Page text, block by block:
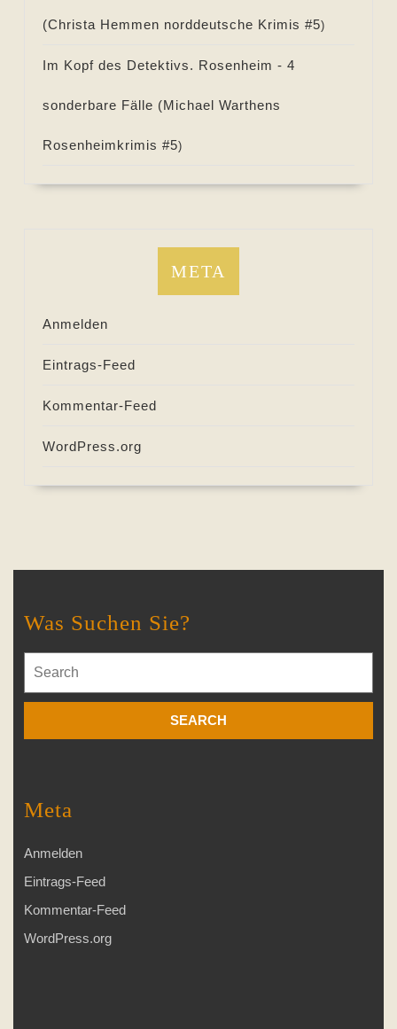
(Christa Hemmen norddeutsche Krimis #5)
Im Kopf des Detektivs. Rosenheim - 4
sonderbare Fälle (Michael Warthens
Rosenheimkrimis #5)
META
Anmelden
Eintrags-Feed
Kommentar-Feed
WordPress.org
Was Suchen Sie?
for:
Meta
Anmelden
Eintrags-Feed
Kommentar-Feed
WordPress.org